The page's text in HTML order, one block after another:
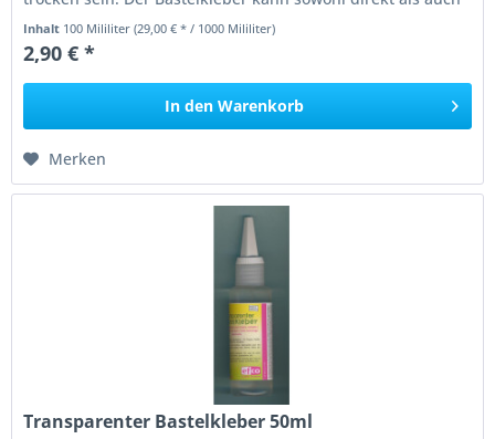
Inhalt 100 Mililiter(29,00 € * / 1000 Mililiter)
2,90 € *
In den Warenkorb
Merken
Transparenter Bastelkleber 50ml